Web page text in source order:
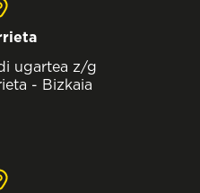
ugartea z/g
- Bizkaia